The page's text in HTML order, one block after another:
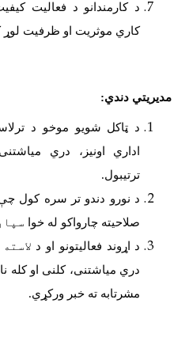
د کارمندانو د فعالیت
کاري موثریت او ظرفیت
مدیریتي دندي:
د ټاکل شویو موخو د
اداري اونیز،
دري
ترتیبول.
د نورو دندو تر سره کول
صلاحیته چارواکو له خوا
د اړوند فعالیتونو او د لاسته
دري میاشتنی، کلنی او کله
مشرتابه ته خبر ورکړي.